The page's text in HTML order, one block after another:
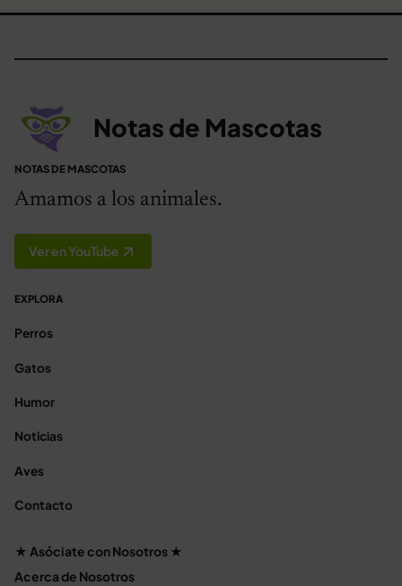
Notas de Mascotas
NOTAS DE MASCOTAS
Amamos a los animales.
Ver en YouTube
EXPLORA
Perros
Gatos
Humor
Noticias
Aves
Contacto
★ Asóciate con Nosotros ★
Acerca de Nosotros